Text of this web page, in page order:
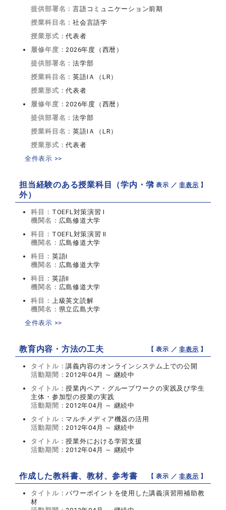
提供部署名：言語コミュニケーション前期
授業科目名：社会言語学
授業形式：代表者
履修年度：2026年度（西暦）
提供部署名：法学部
授業科目名：英語IＡ（LR）
授業形式：代表者
履修年度：2026年度（西暦）
提供部署名：法学部
授業科目名：英語IＡ（LR）
授業形式：代表者
全件表示 >>
担当経験のある授業科目（学内・学
外）
【 表示 ／非表示 】
科目： TOEFL対策演習 Ⅰ
機関名： 広島修道大学
科目： TOEFL対策演習 Ⅱ
機関名： 広島修道大学
科目： 英語Ⅰ
機関名： 広島修道大学
科目： 英語Ⅱ
機関名： 広島修道大学
科目： 上級英文読解
機関名： 県立広島大学
全件表示 >>
教育内容・方法の工夫 【 表示 ／非表示 】
タイトル：講義内容のオンラインシステム上での公開
活動期間：2012年04月 ～ 継続中
タイトル：授業内ペア・グループワークの実践及び学生
主体・参加型の授業の実践
活動期間：2012年04月 ～ 継続中
タイトル： マルチメディア機器の活用
活動期間：2012年04月 ～ 継続中
タイトル：授業外における学習支援
活動期間：2012年04月 ～ 継続中
作成した教科書、教材、参考書 【 表示 ／非表示 】
タイトル：パワーポイントを使用した講義演習用補助教
材